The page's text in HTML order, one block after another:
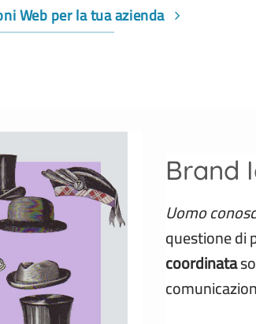
Web per la tua azienda
Brand
Uomo
questione di
coordinata